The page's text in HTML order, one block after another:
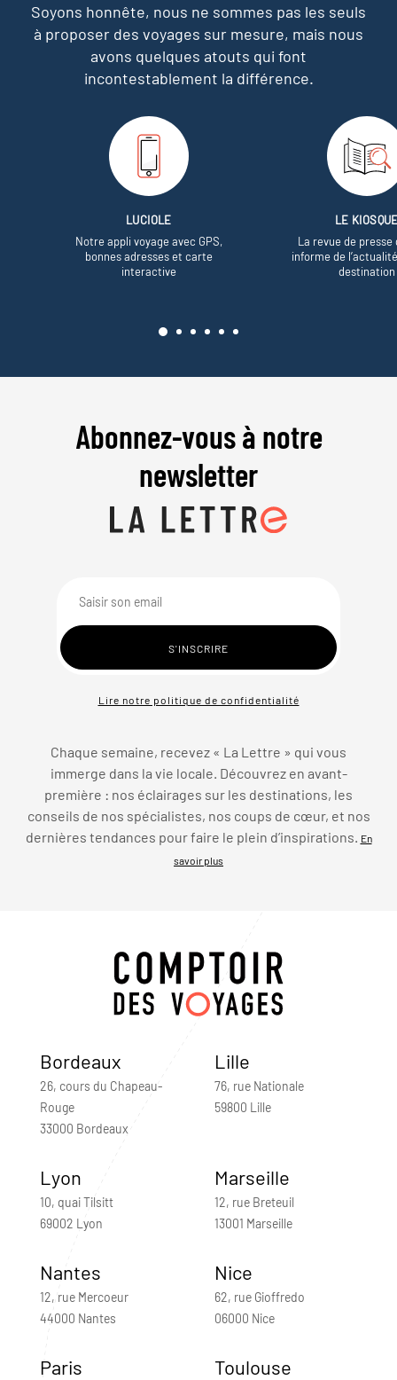
Soyons honnête, nous ne sommes pas les seuls
à proposer des voyages sur mesure, mais nous
avons quelques atouts qui font
incontestablement la différence.
LUCIOLE
Notre appli voyage avec GPS,
bonnes adresses et carte
interactive
LE
La revue de presse
informe de
destination
Abonnez-vous à notre
newsletter
Lire notre politique de confidentialité
Chaque semaine, recevez « La Lettre » qui vous
immerge dans la vie locale. Découvrez en avant-
première : nos éclairages sur les destinations, les
conseils de nos spécialistes, nos coups de cœur, et nos
dernières tendances pour faire le plein d’inspirations.
En
savoir plus
Bordeaux
26, cours du Chapeau-
Rouge
33000 Bordeaux
Lille
76, rue Nationale
59800 Lille
Lyon
10, quai Tilsitt
69002 Lyon
Marseille
12, rue Breteuil
13001 Marseille
Nantes
12, rue Mercoeur
44000 Nantes
Nice
62, rue Gioffredo
06000 Nice
Paris Toulouse